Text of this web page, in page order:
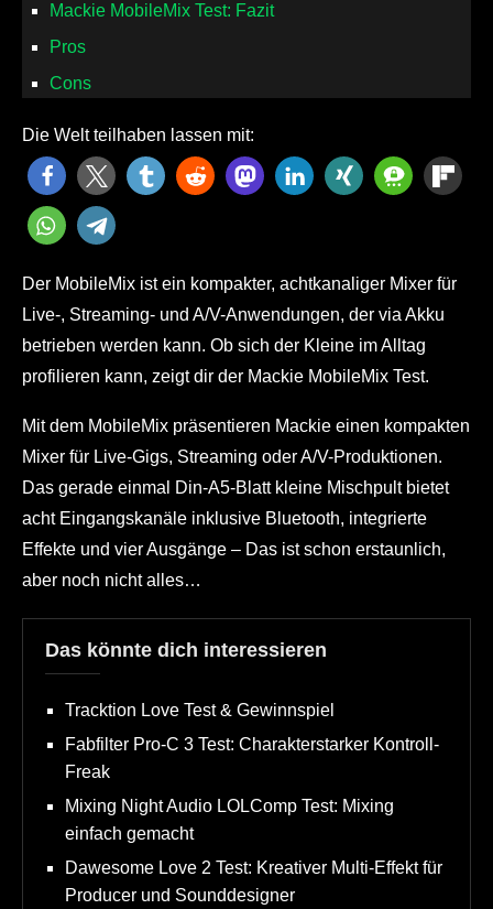
Mackie MobileMix Test: Fazit
Pros
Cons
Die Welt teilhaben lassen mit:
Der MobileMix ist ein kompakter, achtkanaliger Mixer für
Live-, Streaming- und A/V-Anwendungen, der via Akku
betrieben werden kann. Ob sich der Kleine im Alltag
profilieren kann, zeigt dir der Mackie MobileMix Test.
Mit dem MobileMix präsentieren Mackie einen kompakten
Mixer für Live-Gigs, Streaming oder A/V-Produktionen.
Das gerade einmal Din-A5-Blatt kleine Mischpult bietet
acht Eingangskanäle inklusive Bluetooth, integrierte
Effekte und vier Ausgänge – Das ist schon erstaunlich,
aber noch nicht alles…
Das könnte dich interessieren
Tracktion Love Test & Gewinnspiel
Fabfilter Pro-C 3 Test: Charakterstarker Kontroll-
Freak
Mixing Night Audio LOLComp Test: Mixing
einfach gemacht
Dawesome Love 2 Test: Kreativer Multi-Effekt für
Producer und Sounddesigner